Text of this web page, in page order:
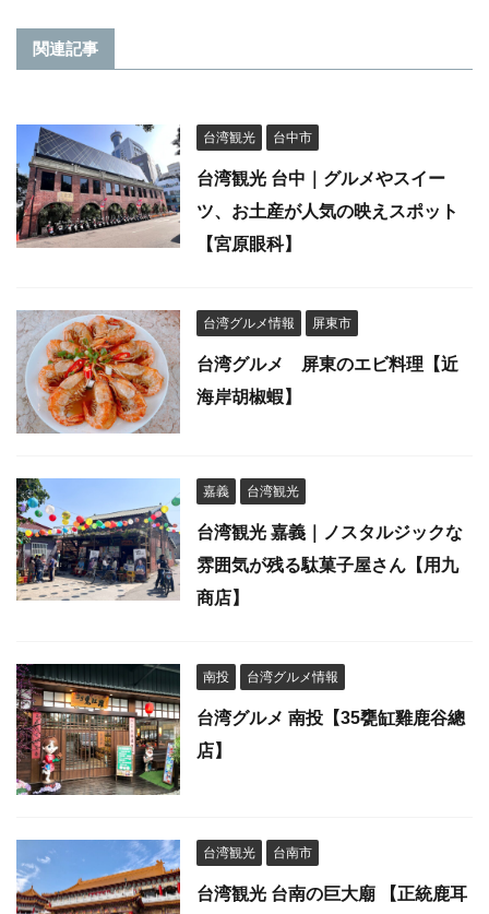
関連記事
台湾観光 台中市
台湾観光 台中｜グルメやスイー
ツ、お土産が人気の映えスポット
【宮原眼科】
台湾グルメ情報 屏東市
台湾グルメ 屏東のエビ料理【近
海岸胡椒蝦】
嘉義 台湾観光
台湾観光 嘉義｜ノスタルジックな
雰囲気が残る駄菓子屋さん【用九
商店】
南投 台湾グルメ情報
台湾グルメ 南投【35甕缸雞鹿谷總
店】
台湾観光 台南市
台湾観光 台南の巨大廟 【正統鹿耳